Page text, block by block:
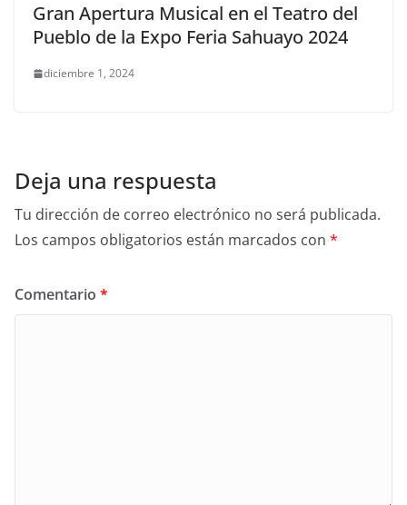
Gran Apertura Musical en el Teatro del
Pueblo de la Expo Feria Sahuayo 2024
diciembre 1, 2024
Deja una respuesta
Tu dirección de correo electrónico no será publicada.
Los campos obligatorios están marcados con *
Comentario *